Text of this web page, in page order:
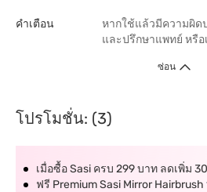
คำเตือน
หากใช้แล้วมีความผิด
และปรึกษาแพทย์ หรือ
ซ่อน
โปรโมชั่น: (3)
เมื่อซื้อ Sasi ครบ 299 บาท ลดเพิ่ม
ฟรี Premium Sasi Mirror